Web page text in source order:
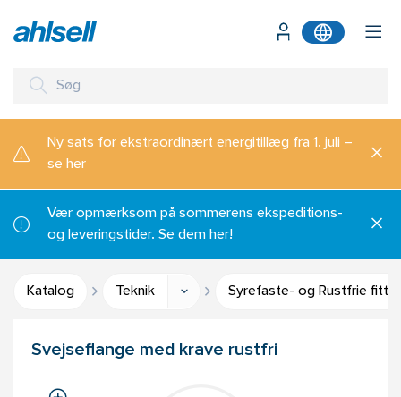
Ny sats for ekstraordinært energitillæg fra 1. juli –
se her
Vær opmærksom på sommerens ekspeditions-
og leveringstider. Se dem her!
Katalog Teknik Syrefaste- og Rustfrie
Svejseflange med krave rustfri